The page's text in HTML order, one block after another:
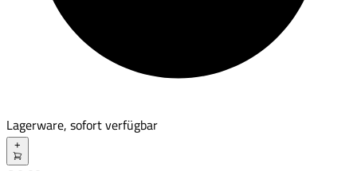
Lagerware, sofort verfügbar